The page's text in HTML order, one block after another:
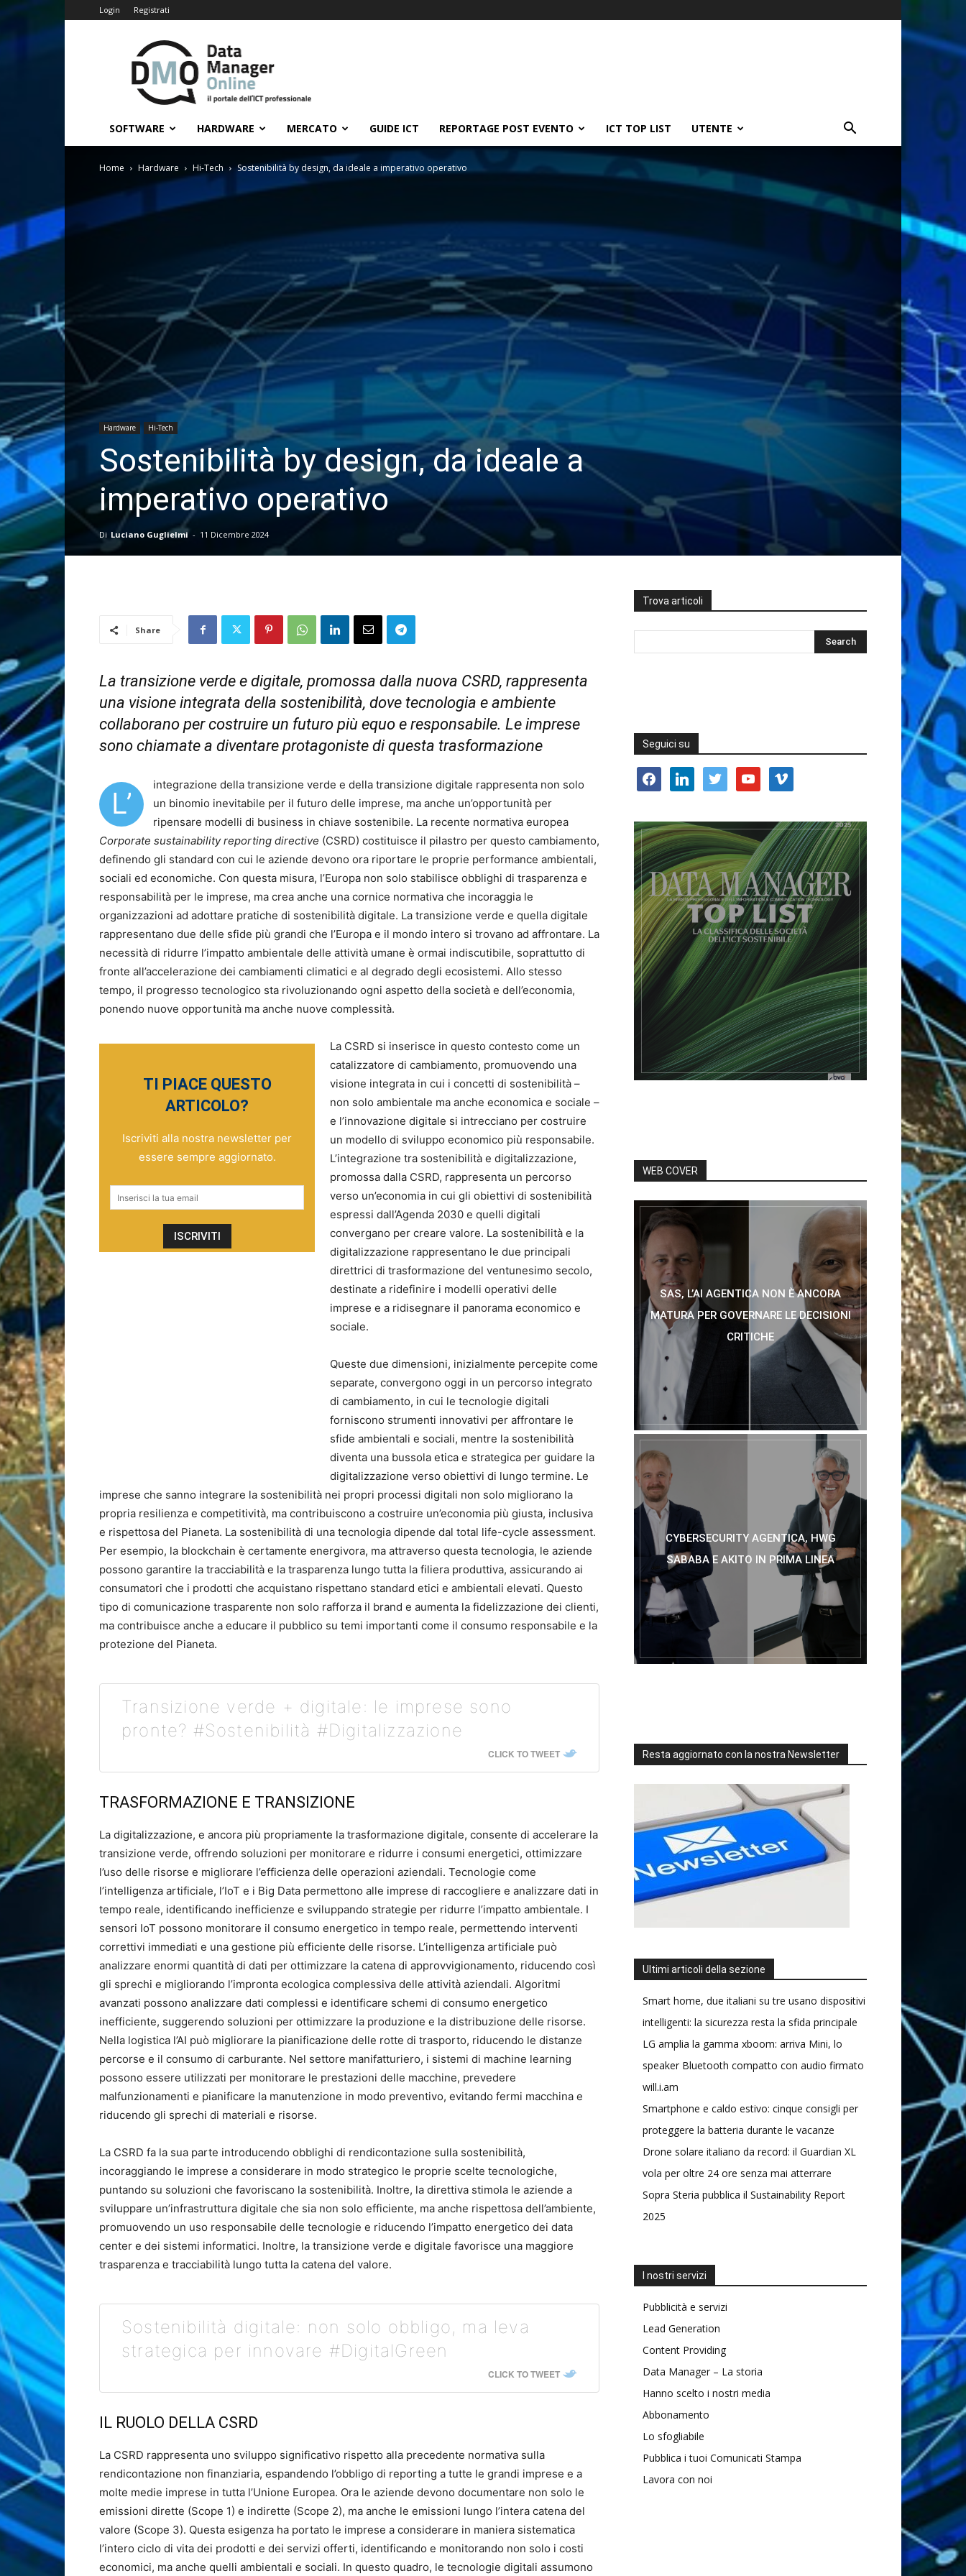
Login Registrati
Data
Manager
Online
SOFTWARE HARDWARE MERCATO GUIDE ICT REPORTAGE POST EVENTO ICT TOP LIST UTENTE
Home Hardware Hi-Tech Sostenibilità by design, da ideale a imperativo operativo
Hardware Hi-Tech
Sostenibilità by design, da ideale a
imperativo operativo
Di Luciano Guglielmi - 11 Dicembre 2024
Share
La transizione verde e digitale, promossa dalla nuova CSRD, rappresenta
una visione integrata della sostenibilità, dove tecnologia e ambiente
collaborano per costruire un futuro più equo e responsabile. Le imprese
sono chiamate a diventare protagoniste di questa trasformazione
L’
integrazione della transizione verde e della transizione digitale rappresenta non solo
un binomio inevitabile per il futuro delle imprese, ma anche un’opportunità per
ripensare modelli di business in chiave sostenibile. La recente normativa europea
Corporate sustainability reporting directive (CSRD) costituisce il pilastro per questo cambiamento,
definendo gli standard con cui le aziende devono ora riportare le proprie performance ambientali,
sociali ed economiche. Con questa misura, l’Europa non solo stabilisce obblighi di trasparenza e
responsabilità per le imprese, ma crea anche una cornice normativa che incoraggia le
organizzazioni ad adottare pratiche di sostenibilità digitale. La transizione verde e quella digitale
rappresentano due delle sfide più grandi che l’Europa e il mondo intero si trovano ad affrontare. La
necessità di ridurre l’impatto ambientale delle attività umane è ormai indiscutibile, soprattutto di
fronte all’accelerazione dei cambiamenti climatici e al degrado degli ecosistemi. Allo stesso
tempo, il progresso tecnologico sta rivoluzionando ogni aspetto della società e dell’economia,
ponendo nuove opportunità ma anche nuove complessità.
TI PIACE QUESTO
ARTICOLO?
Iscriviti alla nostra newsletter per
essere sempre aggiornato.
La CSRD si inserisce in questo contesto come un
catalizzatore di cambiamento, promuovendo una
visione integrata in cui i concetti di sostenibilità –
non solo ambientale ma anche economica e sociale –
e l’innovazione digitale si intrecciano per costruire
un modello di sviluppo economico più responsabile.
L’integrazione tra sostenibilità e digitalizzazione,
promossa dalla CSRD, rappresenta un percorso
verso un’economia in cui gli obiettivi di sostenibilità
espressi dall’Agenda 2030 e quelli digitali
convergano per creare valore. La sostenibilità e la
digitalizzazione rappresentano le due principali
direttrici di trasformazione del ventunesimo secolo,
destinate a ridefinire i modelli operativi delle
imprese e a ridisegnare il panorama economico e
sociale.
Queste due dimensioni, inizialmente percepite come
separate, convergono oggi in un percorso integrato
di cambiamento, in cui le tecnologie digitali
forniscono strumenti innovativi per affrontare le
sfide ambientali e sociali, mentre la sostenibilità
diventa una bussola etica e strategica per guidare la
digitalizzazione verso obiettivi di lungo termine. Le
imprese che sanno integrare la sostenibilità nei propri processi digitali non solo migliorano la
propria resilienza e competitività, ma contribuiscono a costruire un’economia più giusta, inclusiva
e rispettosa del Pianeta. La sostenibilità di una tecnologia dipende dal total life-cycle assessment.
Per esempio, la blockchain è certamente energivora, ma attraverso questa tecnologia, le aziende
possono garantire la tracciabilità e la trasparenza lungo tutta la filiera produttiva, assicurando ai
consumatori che i prodotti che acquistano rispettano standard etici e ambientali elevati. Questo
tipo di comunicazione trasparente non solo rafforza il brand e aumenta la fidelizzazione dei clienti,
ma contribuisce anche a educare il pubblico su temi importanti come il consumo responsabile e la
protezione del Pianeta.
Transizione verde + digitale: le imprese sono
pronte? #Sostenibilità #Digitalizzazione
CLICK TO TWEET
TRASFORMAZIONE E TRANSIZIONE
La digitalizzazione, e ancora più propriamente la trasformazione digitale, consente di accelerare la
transizione verde, offrendo soluzioni per monitorare e ridurre i consumi energetici, ottimizzare
l’uso delle risorse e migliorare l’efficienza delle operazioni aziendali. Tecnologie come
l’intelligenza artificiale, l’IoT e i Big Data permettono alle imprese di raccogliere e analizzare dati in
tempo reale, identificando inefficienze e sviluppando strategie per ridurre l’impatto ambientale. I
sensori IoT possono monitorare il consumo energetico in tempo reale, permettendo interventi
correttivi immediati e una gestione più efficiente delle risorse. L’intelligenza artificiale può
analizzare enormi quantità di dati per ottimizzare la catena di approvvigionamento, riducendo così
gli sprechi e migliorando l’impronta ecologica complessiva delle attività aziendali. Algoritmi
avanzati possono analizzare dati complessi e identificare schemi di consumo energetico
inefficiente, suggerendo soluzioni per ottimizzare la produzione e la distribuzione delle risorse.
Nella logistica l’AI può migliorare la pianificazione delle rotte di trasporto, riducendo le distanze
percorse e il consumo di carburante. Nel settore manifatturiero, i sistemi di machine learning
possono essere utilizzati per monitorare le prestazioni delle macchine, prevedere
malfunzionamenti e pianificare la manutenzione in modo preventivo, evitando fermi macchina e
riducendo gli sprechi di materiali e risorse.
La CSRD fa la sua parte introducendo obblighi di rendicontazione sulla sostenibilità,
incoraggiando le imprese a considerare in modo strategico le proprie scelte tecnologiche,
puntando su soluzioni che favoriscano la sostenibilità. Inoltre, la direttiva stimola le aziende a
sviluppare un’infrastruttura digitale che sia non solo efficiente, ma anche rispettosa dell’ambiente,
promuovendo un uso responsabile delle tecnologie e riducendo l’impatto energetico dei data
center e dei sistemi informatici. Inoltre, la transizione verde e digitale favorisce una maggiore
trasparenza e tracciabilità lungo tutta la catena del valore.
Sostenibilità digitale: non solo obbligo, ma leva
strategica per innovare #DigitalGreen
CLICK TO TWEET
IL RUOLO DELLA CSRD
La CSRD rappresenta uno sviluppo significativo rispetto alla precedente normativa sulla
rendicontazione non finanziaria, espandendo l’obbligo di reporting a tutte le grandi imprese e a
molte medie imprese in tutta l’Unione Europea. Ora le aziende devono documentare non solo le
emissioni dirette (Scope 1) e indirette (Scope 2), ma anche le emissioni lungo l’intera catena del
valore (Scope 3). Questa esigenza ha portato le imprese a considerare in maniera sistematica
l’intero ciclo di vita dei prodotti e dei servizi offerti, identificando e monitorando non solo i costi
economici, ma anche quelli ambientali e sociali. In questo quadro, le tecnologie digitali assumono
Trova articoli
Seguici su
facebooklinkedin twitter youtube vimeo
WEB COVER
SAS, L’AI AGENTICA NON È ANCORA
MATURA PER GOVERNARE LE DECISIONI
CRITICHE
CYBERSECURITY AGENTICA, HWG
SABABA E AKITO IN PRIMA LINEA
Resta aggiornato con la nostra Newsletter
Ultimi articoli della sezione
Smart home, due italiani su tre usano dispositivi
intelligenti: la sicurezza resta la sfida principale
LG amplia la gamma xboom: arriva Mini, lo
speaker Bluetooth compatto con audio firmato
will.i.am
Smartphone e caldo estivo: cinque consigli per
proteggere la batteria durante le vacanze
Drone solare italiano da record: il Guardian XL
vola per oltre 24 ore senza mai atterrare
Sopra Steria pubblica il Sustainability Report
2025
I nostri servizi
Pubblicità e servizi
Lead Generation
Content Providing
Data Manager – La storia
Hanno scelto i nostri media
Abbonamento
Lo sfogliabile
Pubblica i tuoi Comunicati Stampa
Lavora con noi